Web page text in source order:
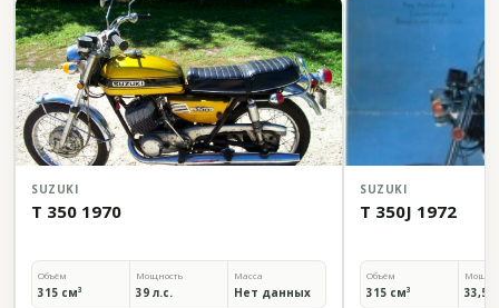
SUZUKI
T 350 1970
Объём
315 см³
Мощность
39 л.с.
Масса
Нет данных
SUZUKI
T 350J 1972
Объём
315 см³ 33,5